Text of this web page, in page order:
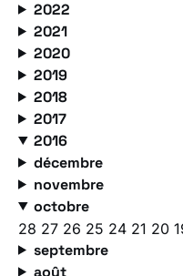
2022
2021
2020
2019
2018
2017
2016
décembre
novembre
octobre
28 27 26 25 24 21 20
septembre
août